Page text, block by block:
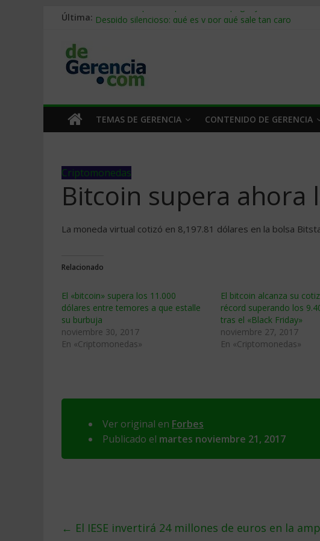
Última: Stablecoins para empresas: cómo pagar y cobrar en 2026
Trabajo forzoso en la cadena de suministro: qué hacer
Mercado hispano de EE. UU.: cómo segmentarlo y
TEMAS DE GERENCIA CONTENIDO DE GERENCIA
Criptomonedas
Bitcoin supera ahora
La moneda virtual cotizó en 8,197.81 dólares en la bolsa
Relacionado
El «bitcoin» supera los 11.000
dólares entre temores a que estalle
su burbuja
noviembre 30, 2017
En «Criptomonedas»
El bitcoin alcanza su
récord superando los
tras el «Black Friday»
noviembre 27, 2017
En «Criptomonedas»
Ver original en Forbes
Publicado el martes noviembre 21, 2017
← El IESE invertirá 24 millones de euros en la